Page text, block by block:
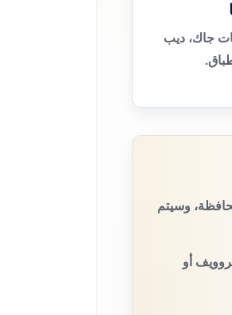
جاك، ديب
وسيتم
أو